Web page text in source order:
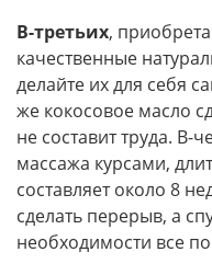
В-третьих,
качественные
делайте их для себя
же кокосовое масло
не составит труда. В-
массажа курсами,
составляет около 8
сделать перерыв, а
необходимости все